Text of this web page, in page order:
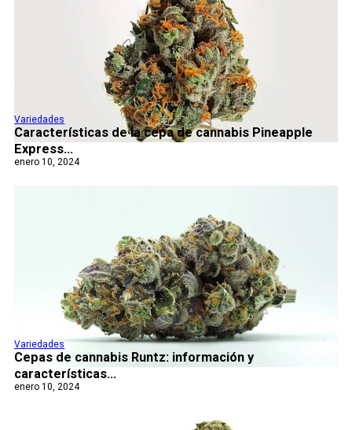
Características de la cepa de cannabis Pineapple
Express...
Variedades
enero 10, 2024
Cepas de cannabis Runtz: información y
características...
Variedades
enero 10, 2024